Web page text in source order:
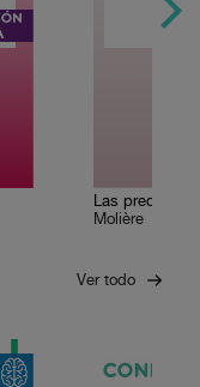
Las preciosas
Molière
Ver todo